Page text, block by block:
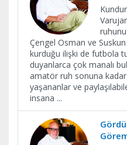
Çengel Osman ve
kurduğu ilişki de futbola
duyanlarca çok manalı
amatör ruh sonuna kadar
yaşananlar ve
insana ...